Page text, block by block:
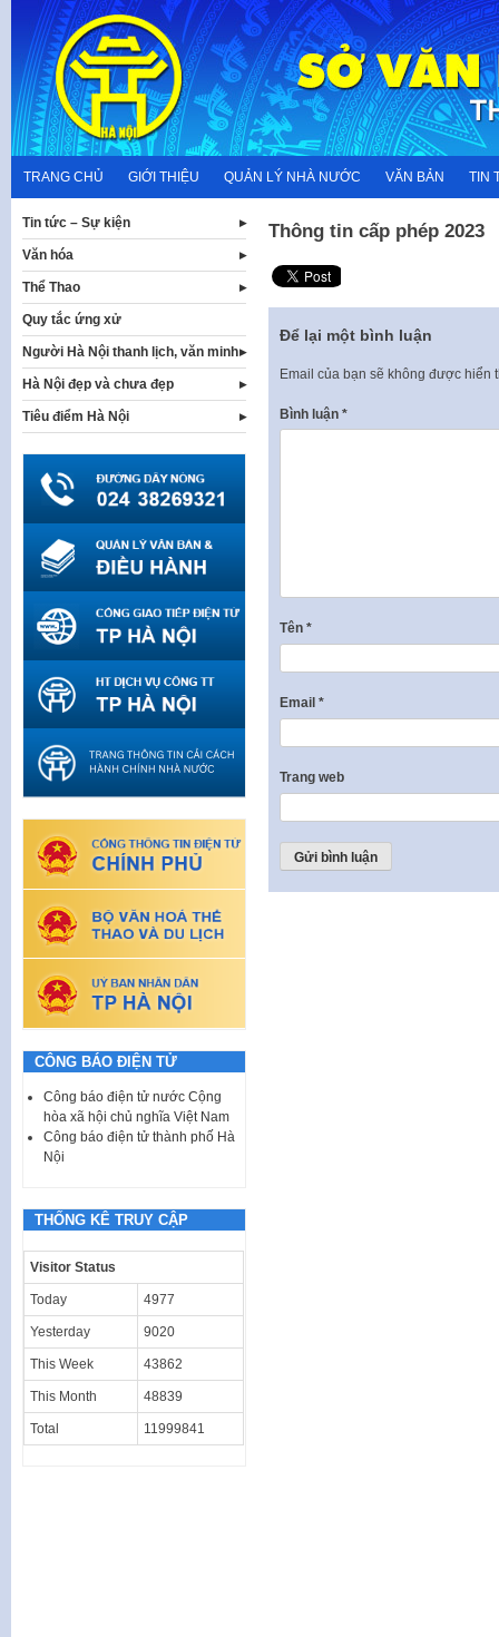
content
TRANG CHỦ GIỚI THIỆU QUẢN LÝ NHÀ NƯỚC VĂN BẢN TIN
Thông tin cấp phép 2023
Để lại một bình luận
Email của bạn sẽ không được hiển
Bình luận *
Tên *
Email *
Trang web
Tin tức – Sự kiện
Văn hóa
Thể Thao
Quy tắc ứng xử
Người Hà Nội thanh lịch, văn minh
Hà Nội đẹp và chưa đẹp
Tiêu điểm Hà Nội
CÔNG BÁO ĐIỆN TỬ
Công báo điện tử nước Cộng
hòa xã hội chủ nghĩa Việt Nam
Công báo điện tử thành phố Hà
Nội
THỐNG KÊ TRUY CẬP
Visitor Status
Today 4977
Yesterday 9020
This Week 43862
This Month 48839
Total 11999841